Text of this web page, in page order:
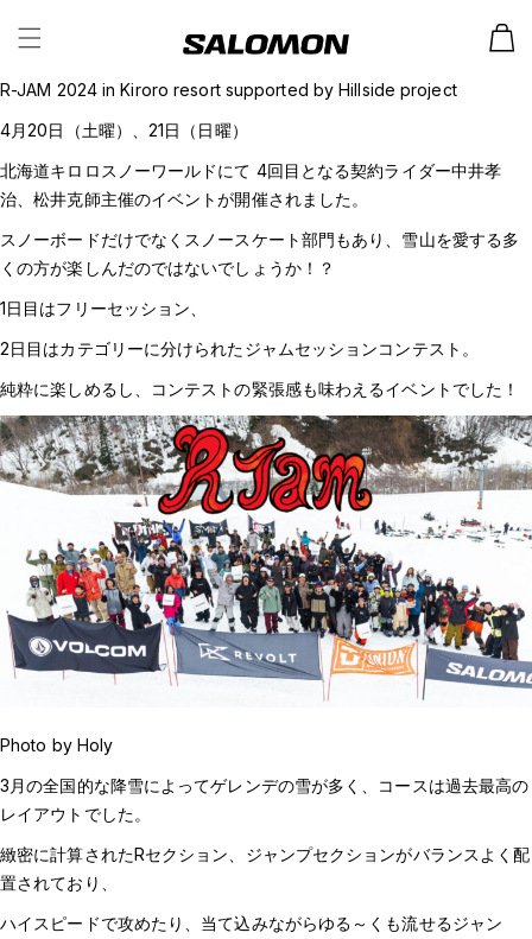
ー
R-JAM 2024 in Kiroro resort supported by Hillside project
4月20日（土曜）、21日（日曜）
北海道キロロスノーワールドにて 4回目となる契約ライダー中井孝
治、松井克師主催のイベントが開催されました。
スノーボードだけでなくスノースケート部門もあり、雪山を愛する多
くの方が楽しんだのではないでしょうか！？
1日目はフリーセッション、
2日目はカテゴリーに分けられたジャムセッションコンテスト。
純粋に楽しめるし、コンテストの緊張感も味わえるイベントでした！
Photo by Holy
3月の全国的な降雪によってゲレンデの雪が多く、コースは過去最高の
レイアウトでした。
緻密に計算されたRセクション、ジャンプセクションがバランスよく配
置されており、
ハイスピードで攻めたり、当て込みながらゆる～くも流せるジャン